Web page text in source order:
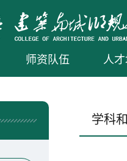
师资队伍 人
学科